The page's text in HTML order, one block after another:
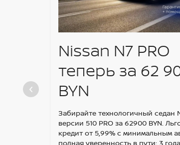
Nissan N7 PRO
теперь за 62
BYN
Забирайте технологичный седан
версии 510 PRO за 62900 BYN.
кредит от 5,99% с минимальным
полная уверенность в пути: 3